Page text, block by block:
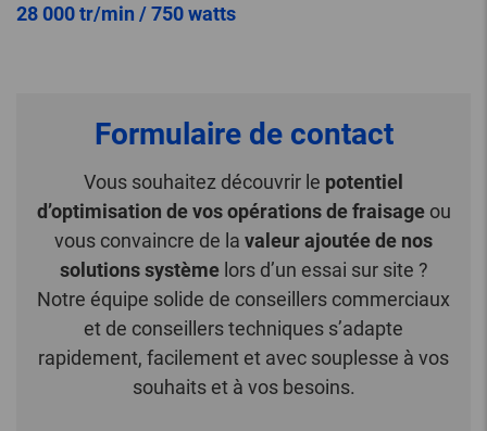
28 000 tr/min / 750 watts
Formulaire de contact
Vous souhaitez découvrir le potentiel
d’optimisation de vos opérations de fraisageou
vous convaincre de la valeur ajoutée de nos
solutions systèmelors d’un essai sur site ?
Notre équipe solide de conseillers commerciaux
et de conseillers techniques s’adapte
rapidement, facilement et avec souplesse à vos
souhaits et à vos besoins.